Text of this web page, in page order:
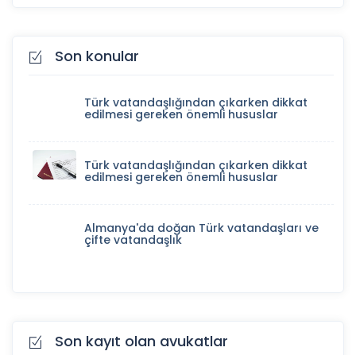
Son konular
Türk vatandaşlığından çıkarken dikkat
edilmesi gereken önemli hususlar
Türk vatandaşlığından çıkarken dikkat
edilmesi gereken önemli hususlar
Almanya'da doğan Türk vatandaşları ve
çifte vatandaşlık
Son kayıt olan avukatlar